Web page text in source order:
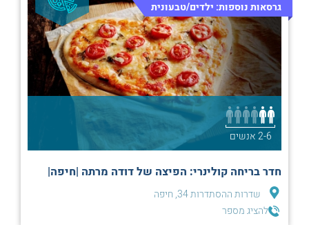
גרסאות נוספות: ילדים/טבעונית
2-6 אנשים
חדר בריחה קולינרי: הפיצה של דודה מרתה |חיפה|
שדרות ההסתדרות 34, חיפה
להציג מספר